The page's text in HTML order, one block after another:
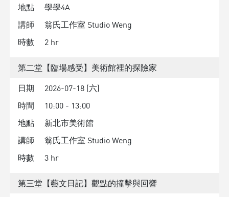
地點
學學4A
講師
翁氏工作室 Studio Weng
時數
2 hr
第二堂【臨場感受】美術館裡的探險家
日期
2026-07-18 (六)
時間
10:00 - 13:00
地點
新北市美術館
講師
翁氏工作室 Studio Weng
時數
3 hr
第三堂【藝文日記】觀點的撞擊與回響